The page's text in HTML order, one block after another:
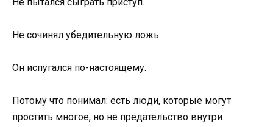
Не сочинял убедительную ложь.
Он испугался по-настоящему.
Потому что понимал: есть люди, которые могут
простить многое, но не предательство внутри